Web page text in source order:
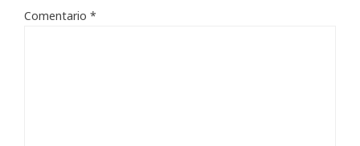
Comentario *